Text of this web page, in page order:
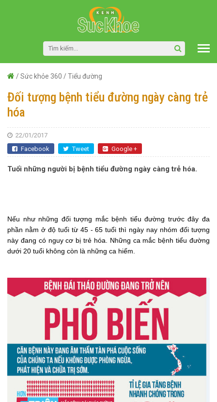
/Sức khỏe 360 /Tiểu đường
Đối tượng bệnh tiểu đường ngày càng trẻ
hóa
22/01/2017
Facebook
Tweet Google +
Tuổi những người bị bệnh tiểu đường ngày càng trẻ hóa.
Nếu như những đối tượng mắc bệnh tiểu đường trước đây đa
phần nằm ở độ tuổi từ 45 - 65 tuổi thì ngày nay nhóm đối tượng
này đang có nguy cơ bị trẻ hóa. Những ca mắc bệnh tiểu đường
dưới 20 tuổi không còn là những ca hiếm.